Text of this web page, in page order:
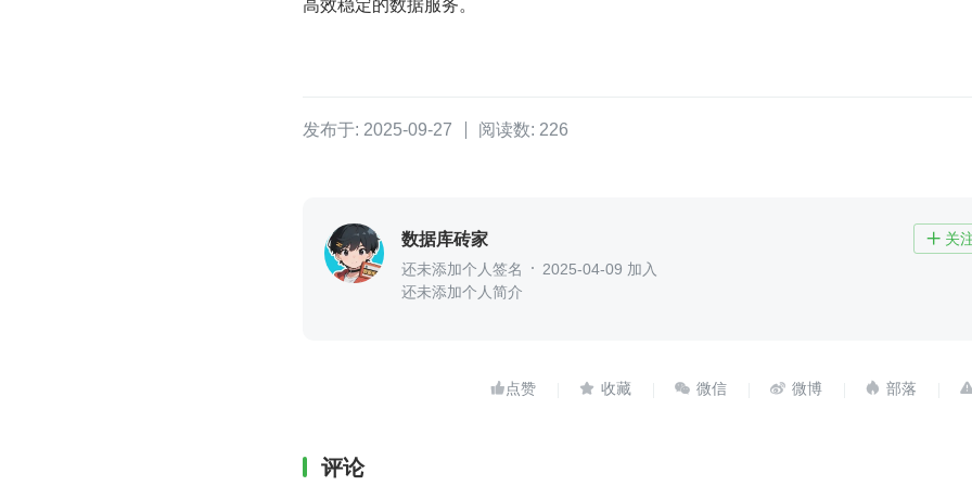
发布于: 2025-09-27 阅读数: 226
数据库砖家  关
还未添加个人签名
2025-04-09 加入
还未添加个人简介
    
评论